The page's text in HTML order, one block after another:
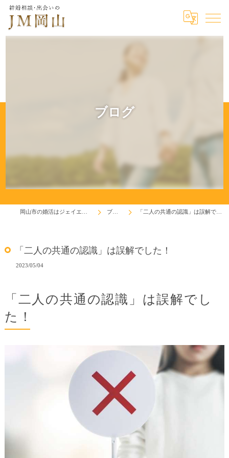
ブログ
ブログ 「二人の共通の認識」は誤解でした！
「二人の共通の認識」は誤解でした！
2023/05/04
「二人の共通の認識」は誤解でし
た！